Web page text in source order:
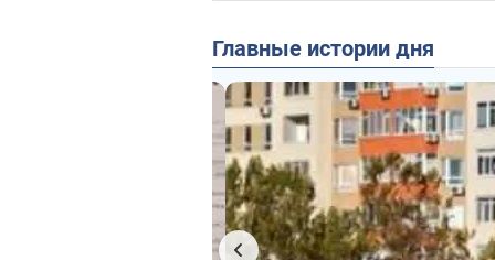
Главные истории дня